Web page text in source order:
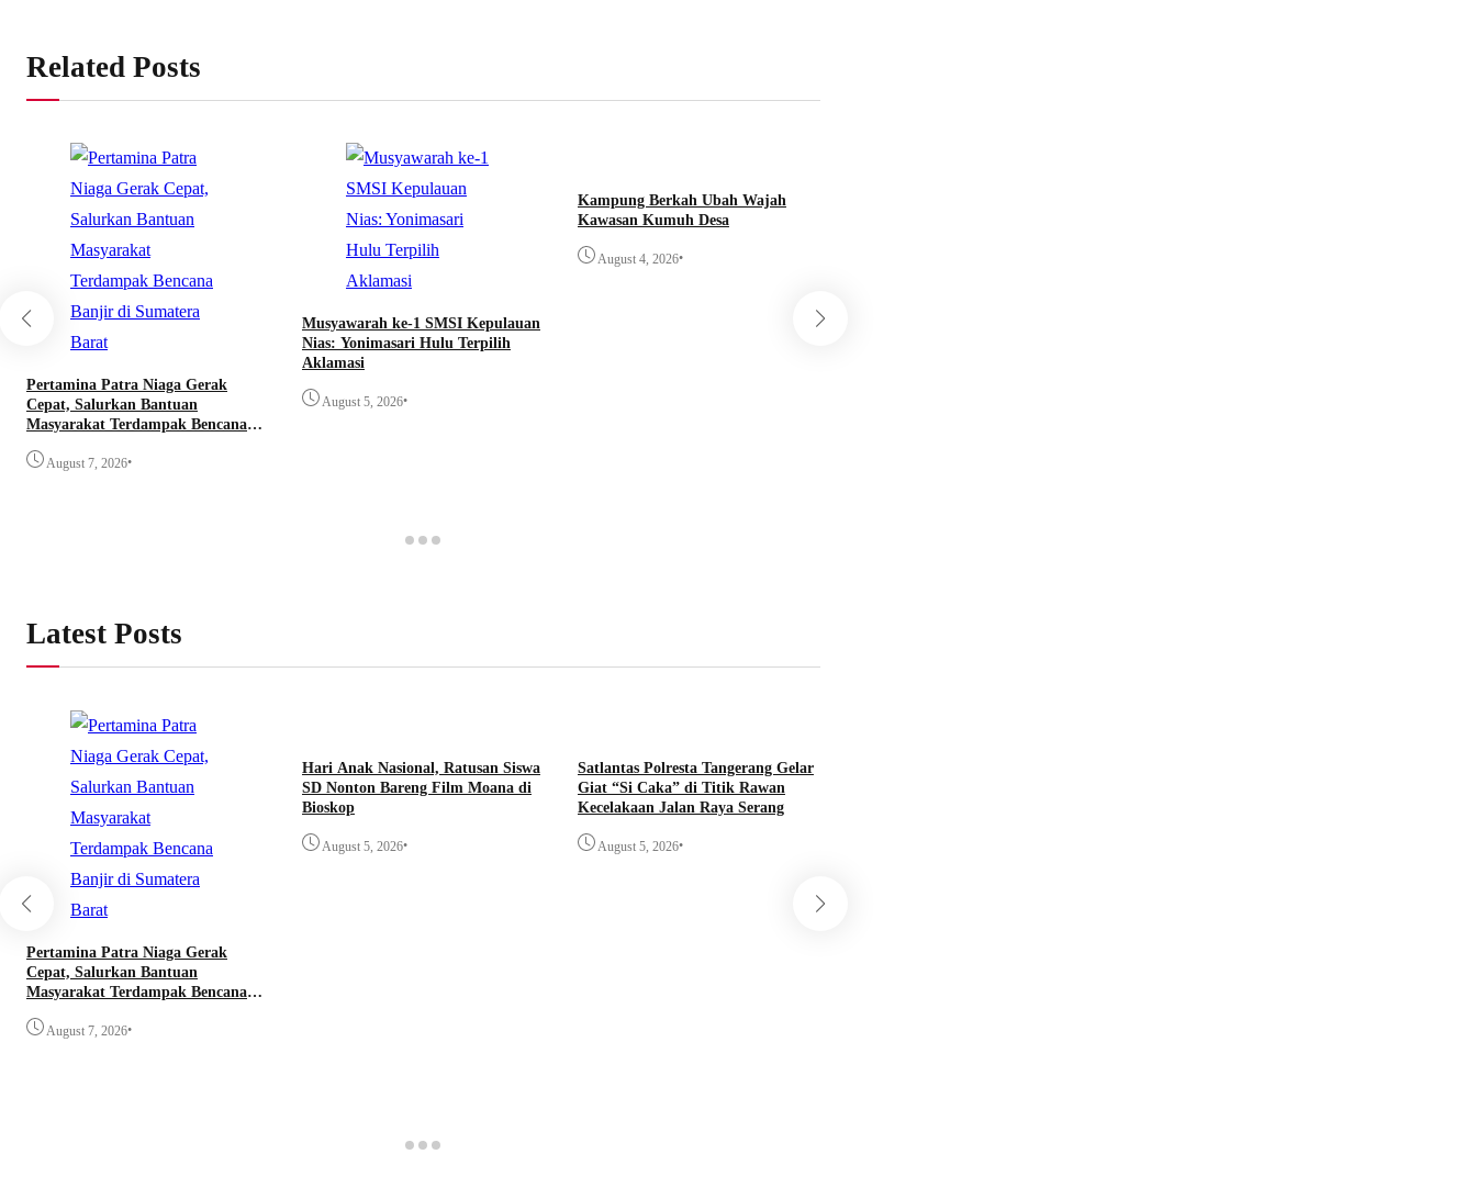
Related Posts
Pertamina Patra Niaga Gerak
Cepat, Salurkan Bantuan
Masyarakat Terdampak Bencana
August 7, 2026•
Musyawarah ke-1 SMSI Kepulauan
Nias: Yonimasari Hulu Terpilih
Aklamasi
August 5, 2026•
Kampung Berkah Ubah Wajah
Kawasan Kumuh Desa
August 4, 2026•
Latest Posts
Pertamina Patra Niaga Gerak
Cepat, Salurkan Bantuan
Masyarakat Terdampak Bencana
August 7, 2026•
Hari Anak Nasional, Ratusan Siswa
SD Nonton Bareng Film Moana di
Bioskop
August 5, 2026•
Satlantas Polresta Tangerang Gelar
Giat “Si Caka” di Titik Rawan
Kecelakaan Jalan Raya Serang
August 5, 2026•